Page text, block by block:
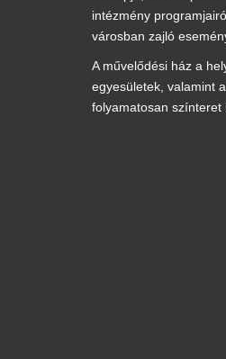
intézmény
városban zajló
A művelődési ház a
egyesületek, valamint
folyamatosan színteret